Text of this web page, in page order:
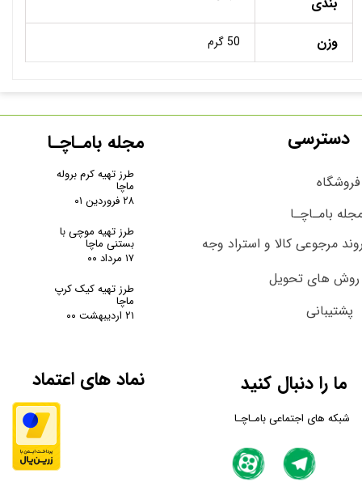
وزن 50 گرم
دسترسی
فروشگاه
بامـاچـا
پشتیبانی
روش های تحویل
مرجوعی کالا و استراد وجه
شبکه های اجتماعی بامـاچـا
ما را دنبال کنید
مجله بامـاچـا
طرز تهیه کرم بروله
ماچا
۲۸ فروردین ۰۱
طرز تهیه موچی با
بستنی ماچا
۱۷ مرداد ۰۰
طرز تهیه کیک کرپ
ماچا
۲۱ اردیبهشت ۰۰
نماد های اعتماد